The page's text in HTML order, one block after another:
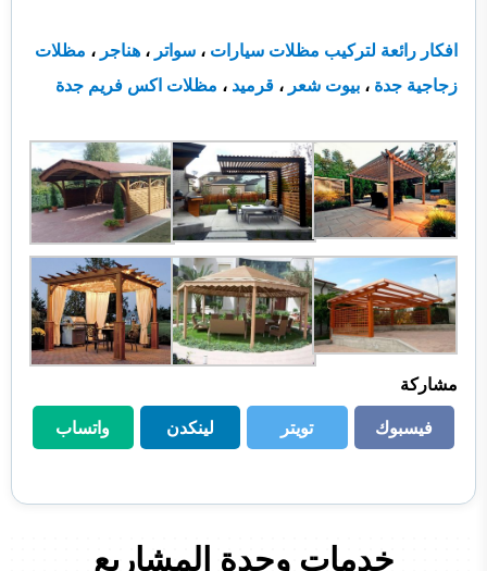
افكار رائعة لتركيب مظلات سيارات ، سواتر ، هناجر ، مظلات
زجاجية جدة ، بيوت شعر ، قرميد ، مظلات اكس فريم جدة
مشاركة
فيسبوك
فيسبوك
تويتر
تويتر
لينكدن
لينكدن
واتساب
واتساب
خدمات وحدة المشاريع